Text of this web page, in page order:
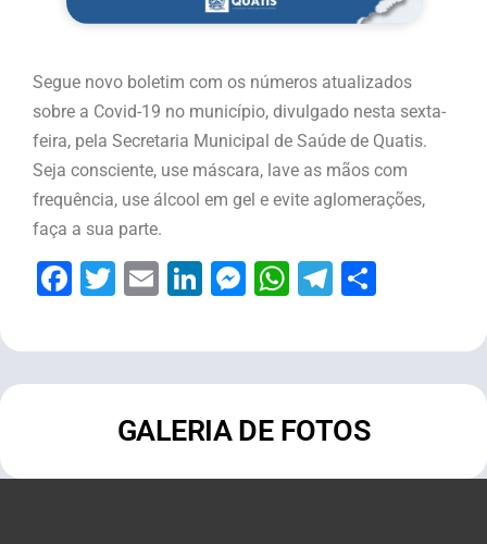
Segue novo boletim com os números atualizados
sobre a Covid-19 no município, divulgado nesta sexta-
feira, pela Secretaria Municipal de Saúde de Quatis.
Seja consciente, use máscara, lave as mãos com
frequência, use álcool em gel e evite aglomerações,
faça a sua parte.
Facebook
Twitter
EmailLinkedIn
Messenger
WhatsApp
Telegram
GALERIA DE FOTOS